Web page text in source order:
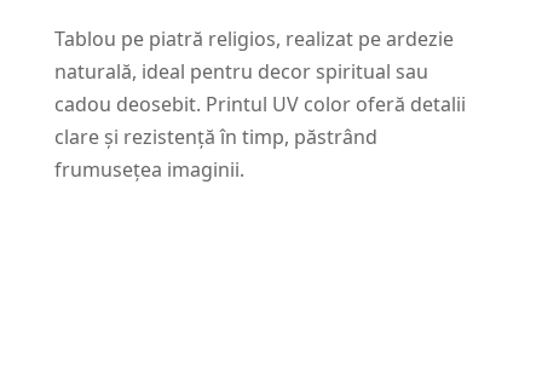
Tablou pe piatră religios, realizat pe ardezie
naturală, ideal pentru decor spiritual sau
cadou deosebit. Printul UV color oferă detalii
clare și rezistență în timp, păstrând
frumusețea imaginii.